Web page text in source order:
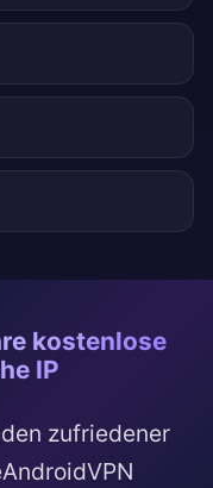
kostenlose
IP
zufriedener